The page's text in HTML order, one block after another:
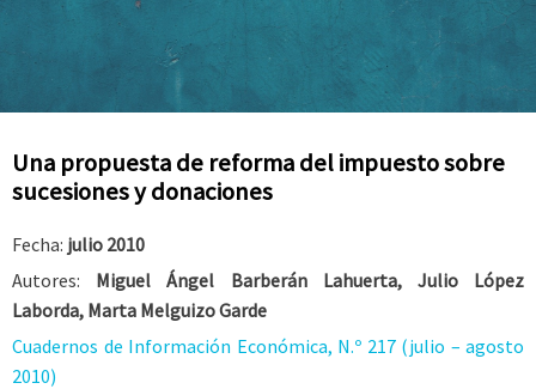
Una propuesta de reforma del impuesto sobre
sucesiones y donaciones
Fecha: julio 2010
Autores: Miguel Ángel Barberán Lahuerta, Julio López
Laborda, Marta Melguizo Garde
Cuadernos de Información Económica, N.º 217 (julio – agosto
2010)